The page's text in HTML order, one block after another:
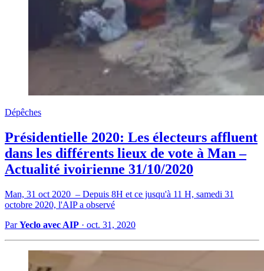
Dépêches
Présidentielle 2020: Les électeurs affluent
dans les différents lieux de vote à Man –
Actualité ivoirienne 31/10/2020
Man, 31 oct 2020 – Depuis 8H et ce jusqu'à 11 H, samedi 31
octobre 2020, l'AIP a observé
ParYeclo avec AIP · oct. 31, 2020